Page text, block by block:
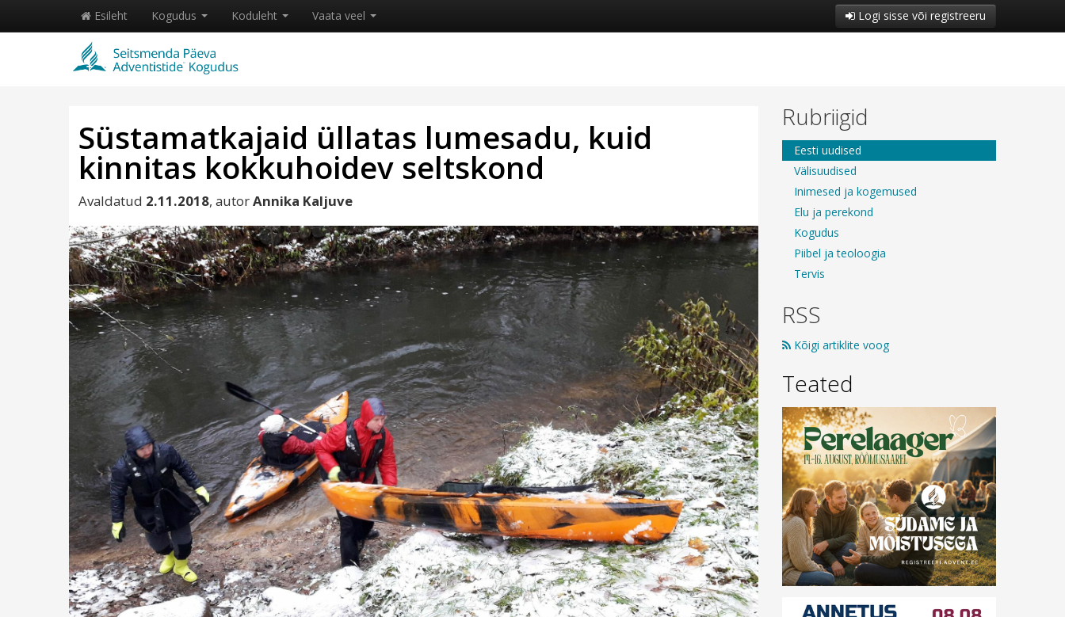
Esileht Kogudus Koduleht Vaata veel Logi sisse või registreeru
Süstamatkajaid üllatas lumesadu, kuid
kinnitas kokkuhoidev seltskond
Avaldatud 2.11.2018, autorAnnika Kaljuve
Rubriigid
Eesti uudised
Välisuudised
Inimesed ja kogemused
Elu ja perekond
Kogudus
Piibel ja teoloogia
Tervis
RSS
Kõigi artiklite voog
Teated